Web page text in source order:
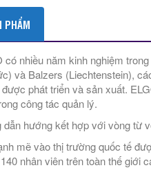
PHẨM
có nhiều năm kinh nghiệm
và Balzers (Liechtenstein),
phát triển và sản xuất.
công tác quản lý.
dẫn hướng kết hợp với vòng từ
mẽ vào thị trường quốc tế
nhân viên trên toàn thế giới